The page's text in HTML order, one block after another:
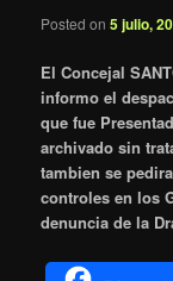
Posted on5 julio,
El Concejal
informo el
que fue
archivado sin
tambien se
controles en los
denuncia de la